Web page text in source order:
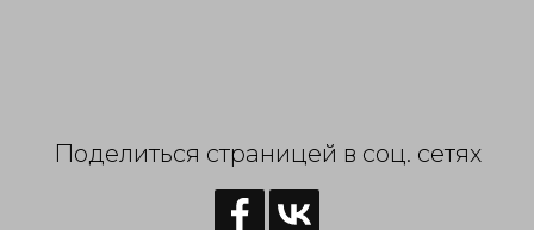
Поделиться страницей в соц. сетях